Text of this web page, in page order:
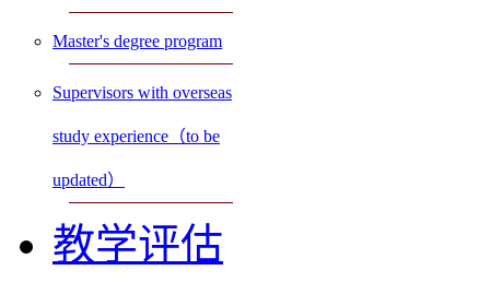
Master's degree program
Supervisors with overseas
study experience（to be
updated）
教学评估